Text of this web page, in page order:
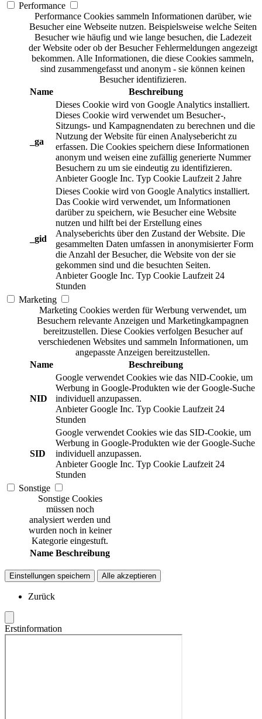
Performance
Performance Cookies sammeln Informationen darüber, wie
Besucher eine Webseite nutzen. Beispielsweise welche Seiten
Besucher wie häufig und wie lange besuchen, die Ladezeit
der Website oder ob der Besucher Fehlermeldungen angezeigt
bekommen. Alle Informationen, die diese Cookies sammeln,
sind zusammengefasst und anonym - sie können keinen
Besucher identifizieren.
Name
Beschreibung
_ga
Dieses Cookie wird von Google Analytics installiert.
Dieses Cookie wird verwendet um Besucher-,
Sitzungs- und Kampagnendaten zu berechnen und die
Nutzung der Website für einen Analysebericht zu
erfassen. Die Cookies speichern diese Informationen
anonym und weisen eine zufällig generierte Nummer
Besuchern zu um sie eindeutig zu identifizieren.
Anbieter Google Inc. Typ Cookie Laufzeit 2 Jahre
_gid
Dieses Cookie wird von Google Analytics installiert.
Das Cookie wird verwendet, um Informationen
darüber zu speichern, wie Besucher eine Website
nutzen und hilft bei der Erstellung eines
Analyseberichts über den Zustand der Website. Die
gesammelten Daten umfassen in anonymisierter Form
die Anzahl der Besucher, die Website von der sie
gekommen sind und die besuchten Seiten.
Anbieter Google Inc. Typ Cookie Laufzeit 24
Stunden
Marketing
Marketing Cookies werden für Werbung verwendet, um
Besuchern relevante Anzeigen und Marketingkampagnen
bereitzustellen. Diese Cookies verfolgen Besucher auf
verschiedenen Websites und sammeln Informationen, um
angepasste Anzeigen bereitzustellen.
Name
Beschreibung
NID
Google verwendet Cookies wie das NID-Cookie, um
Werbung in Google-Produkten wie der Google-Suche
individuell anzupassen.
Anbieter Google Inc. Typ Cookie Laufzeit 24
Stunden
SID
Google verwendet Cookies wie das SID-Cookie, um
Werbung in Google-Produkten wie der Google-Suche
individuell anzupassen.
Anbieter Google Inc. Typ Cookie Laufzeit 24
Stunden
Sonstige
Sonstige Cookies
müssen noch
analysiert werden und
wurden noch in keiner
Kategorie eingestuft.
Name Beschreibung
Einstellungen speichern Alle akzeptieren
Zurück
Erstinformation